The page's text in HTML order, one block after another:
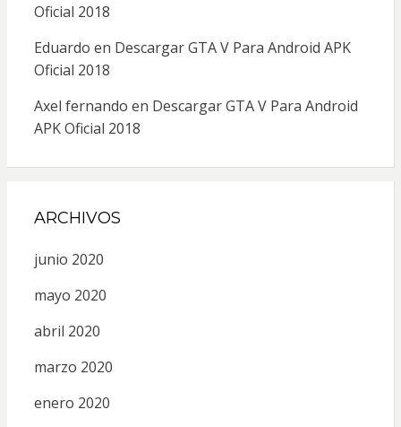
Oficial 2018
Eduardo en Descargar GTA V Para Android APK
Oficial 2018
Axel fernando en Descargar GTA V Para Android
APK Oficial 2018
ARCHIVOS
junio 2020
mayo 2020
abril 2020
marzo 2020
enero 2020